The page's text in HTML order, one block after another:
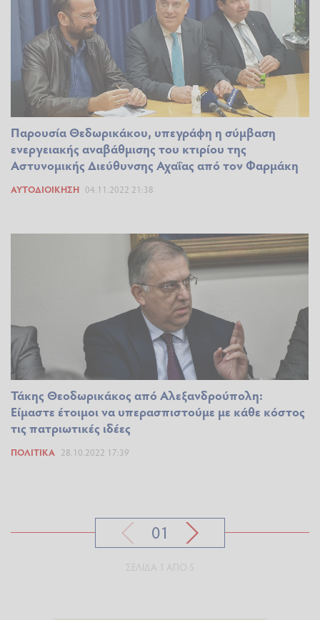
Παρουσία Θεδωρικάκου, υπεγράφη η σύμβαση
ενεργειακής αναβάθμισης του κτιρίου της
Αστυνομικής Διεύθυνσης Αχαΐας από τον Φαρμάκη
ΑΥΤΟΔΙΟΊΚΗΣΗ 04.11.2022 21:38
Τάκης Θεοδωρικάκος από Αλεξανδρούπολη:
Είμαστε έτοιμοι να υπερασπιστούμε με κάθε κόστος
τις πατριωτικές ιδέες
ΠΟΛΙΤΙΚΆ 28.10.2022 17:39
01
ΣΕΛΊΔΑ 1 ΑΠΌ 5